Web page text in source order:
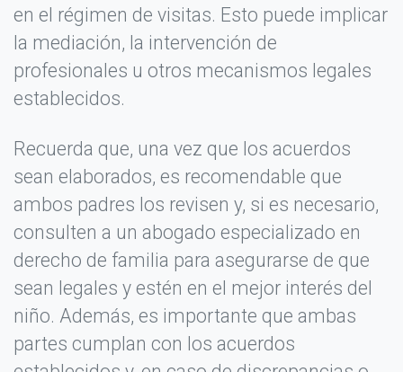
en el régimen de visitas. Esto puede implicar
la mediación, la intervención de
profesionales u otros mecanismos legales
establecidos.
Recuerda que, una vez que los acuerdos
sean elaborados, es recomendable que
ambos padres los revisen y, si es necesario,
consulten a un abogado especializado en
derecho de familia para asegurarse de que
sean legales y estén en el mejor interés del
niño. Además, es importante que ambas
partes cumplan con los acuerdos